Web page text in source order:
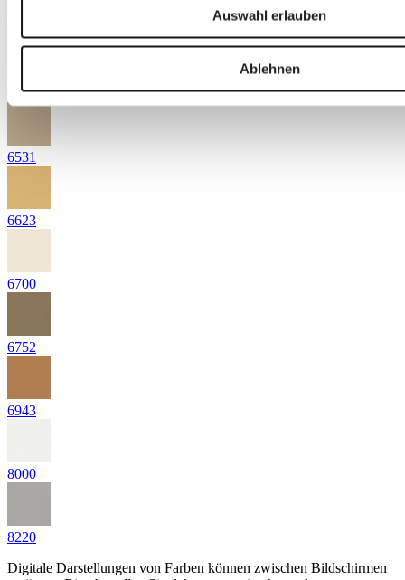
Auswahl erlauben
Ablehnen
6510
6531
6623
6700
6752
6943
8000
8220
Digitale Darstellungen von Farben können zwischen Bildschirmen